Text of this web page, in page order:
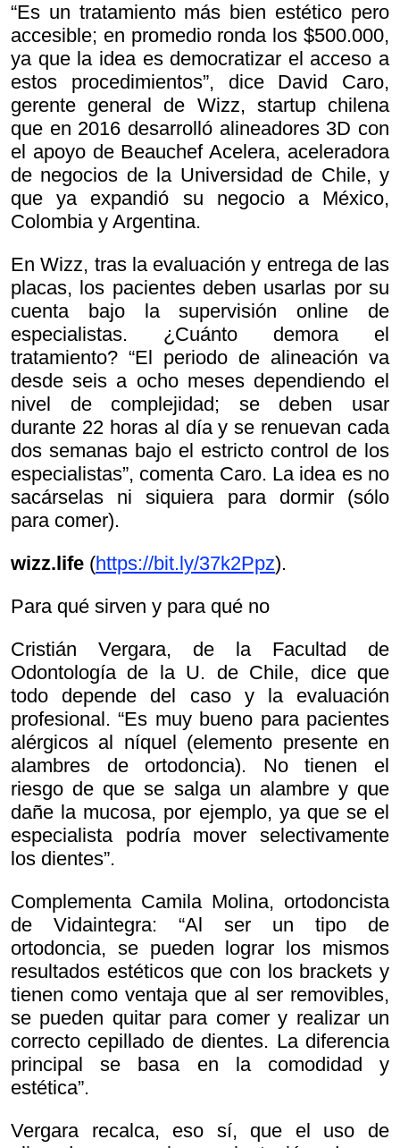
“Es un tratamiento más bien estético pero
accesible; en promedio ronda los $500.000,
ya que la idea es democratizar el acceso a
estos procedimientos”, dice David Caro,
gerente general de Wizz, startup chilena
que en 2016 desarrolló alineadores 3D con
el apoyo de Beauchef Acelera, aceleradora
de negocios de la Universidad de Chile, y
que ya expandió su negocio a México,
Colombia y Argentina.
En Wizz, tras la evaluación y entrega de las
placas, los pacientes deben usarlas por su
cuenta bajo la supervisión online de
especialistas. ¿Cuánto demora el
tratamiento? “El periodo de alineación va
desde seis a ocho meses dependiendo el
nivel de complejidad; se deben usar
durante 22 horas al día y se renuevan cada
dos semanas bajo el estricto control de los
especialistas”, comenta Caro. La idea es no
sacárselas ni siquiera para dormir (sólo
para comer).
wizz.life (https://bit.ly/37k2Ppz).
Para qué sirven y para qué no
Cristián Vergara, de la Facultad de
Odontología de la U. de Chile, dice que
todo depende del caso y la evaluación
profesional. “Es muy bueno para pacientes
alérgicos al níquel (elemento presente en
alambres de ortodoncia). No tienen el
riesgo de que se salga un alambre y que
dañe la mucosa, por ejemplo, ya que se el
especialista podría mover selectivamente
los dientes”.
Complementa Camila Molina, ortodoncista
de Vidaintegra: “Al ser un tipo de
ortodoncia, se pueden lograr los mismos
resultados estéticos que con los brackets y
tienen como ventaja que al ser removibles,
se pueden quitar para comer y realizar un
correcto cepillado de dientes. La diferencia
principal se basa en la comodidad y
estética”.
Vergara recalca, eso sí, que el uso de